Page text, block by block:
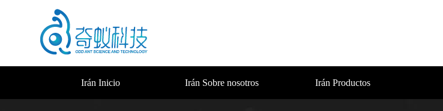
Irán Inicio Irán Sobre nosotros Irán Productos